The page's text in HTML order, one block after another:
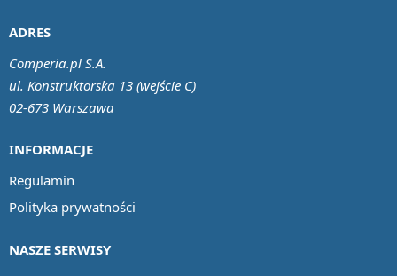
INFORMACJE
Regulamin
Polityka prywatności
NASZE SERWISY
ADRES
Comperia.pl S.A.
ul. Konstruktorska 13 (wejście C)
02-673 Warszawa